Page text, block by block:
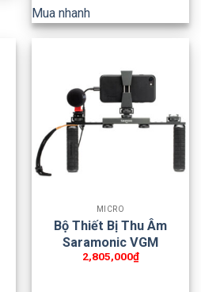
Mua nhanh
MICRO
Bộ Thiết Bị Thu Âm
Saramonic VGM
2,805,000₫